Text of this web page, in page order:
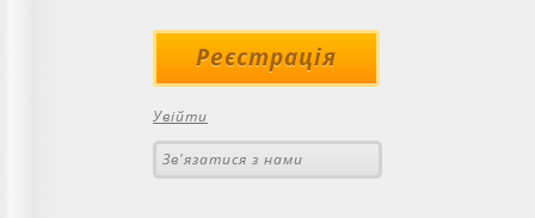
Реєстрація
Увійти
Зв'язатися з нами